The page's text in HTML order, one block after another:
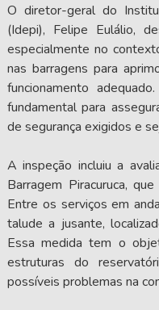
O diretor-geral do
(Idepi), Felipe Eulálio,
especialmente no
nas barragens para
funcionamento
fundamental para
de segurança exigidos e
A inspeção incluiu a
Barragem Piracuruca,
Entre os serviços em
talude a jusante,
Essa medida tem o
estruturas do
possíveis problemas na